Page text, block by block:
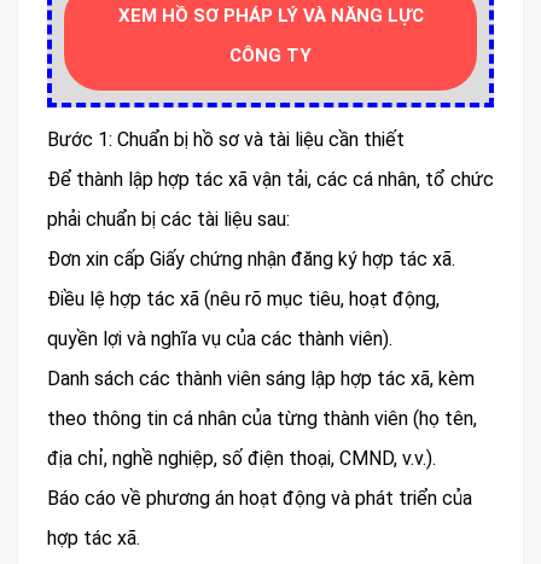
XEM HỒ SƠ PHÁP LÝ VÀ NĂNG LỰC
CÔNG TY
Bước 1: Chuẩn bị hồ sơ và tài liệu cần thiết
Để thành lập hợp tác xã vận tải, các cá nhân, tổ chức
phải chuẩn bị các tài liệu sau:
Đơn xin cấp Giấy chứng nhận đăng ký hợp tác xã.
Điều lệ hợp tác xã (nêu rõ mục tiêu, hoạt động,
quyền lợi và nghĩa vụ của các thành viên).
Danh sách các thành viên sáng lập hợp tác xã, kèm
theo thông tin cá nhân của từng thành viên (họ tên,
địa chỉ, nghề nghiệp, số điện thoại, CMND, v.v.).
Báo cáo về phương án hoạt động và phát triển của
hợp tác xã.